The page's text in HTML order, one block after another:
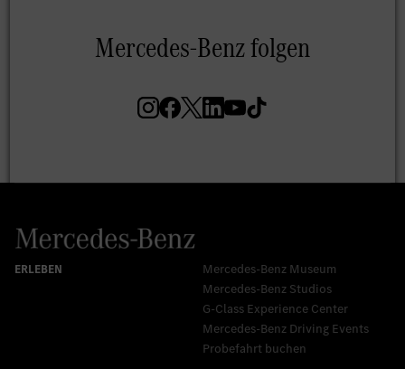
Mercedes-Benz Museum
Mercedes-Benz Studios
G-Class Experience Center
Mercedes-Benz Driving Events
Probefahrt buchen